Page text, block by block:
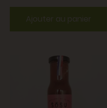
Ajouter au panier